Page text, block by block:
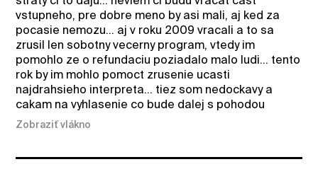
vstupneho, pre dobre meno by asi mali, aj ked za
pocasie nemozu... aj v roku 2009 vracali a to sa
zrusil len sobotny vecerny program, vtedy im
pomohlo ze o refundaciu poziadalo malo ludi... tento
rok by im mohlo pomoct zrusenie ucasti
najdrahsieho interpreta... tiez som nedockavy a
cakam na vyhlasenie co bude dalej s pohodou
Zobraziť vlákno